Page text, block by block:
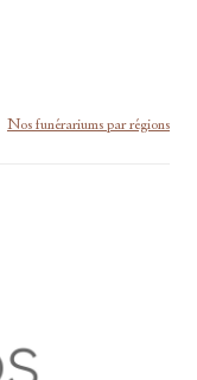
Nos funérariums par régions